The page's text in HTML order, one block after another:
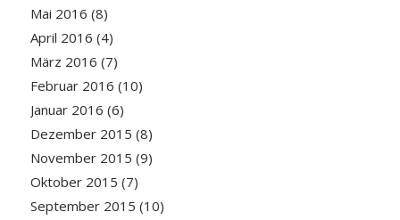
Mai 2016 (8)
April 2016 (4)
März 2016 (7)
Februar 2016 (10)
Januar 2016 (6)
Dezember 2015 (8)
November 2015 (9)
Oktober 2015 (7)
September 2015 (10)